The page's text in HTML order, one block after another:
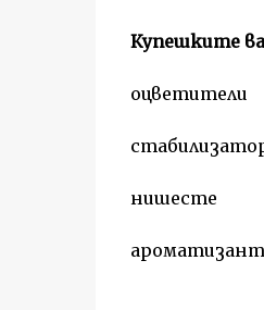
Купешките
оцветители
нишесте